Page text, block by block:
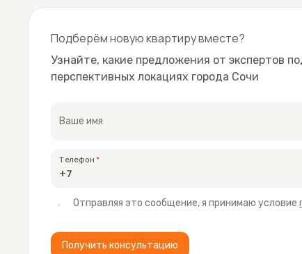
Подберём новую квартиру вместе?
Узнайте, какие предложения от экспертов
перспективных локациях города Сочи
Ваше имя
Телефон
Отправляя это сообщение, я принимаю условие
Получить консультацию